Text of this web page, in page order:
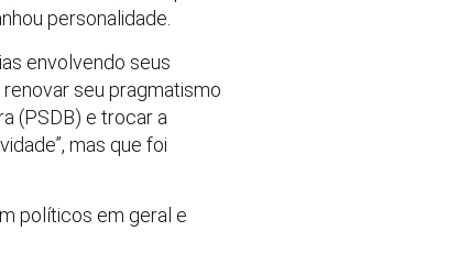
personalidade.
envolvendo seus
seu pragmatismo
(PSDB) e trocar a
mas que foi
políticos em geral e